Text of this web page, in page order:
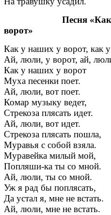
Песня
ворот»
Как у наших у ворот, как
Ай, люли, у ворот, ай,
Как у наших у ворот
Муха песенки поет.
Ай, люли, вот поет.
Комар музыку ведет,
Стрекоза плясать идет.
Ай, люли, вот идет.
Стрекоза плясать пошла,
Муравья с собой взяла.
Муравейка милый мой,
Попляши-ка ты со мной.
Ай, люли, ты со мной.
Уж я рад бы поплясать,
Да устал я, мне не встать.
Ай, люли, мне не встать.